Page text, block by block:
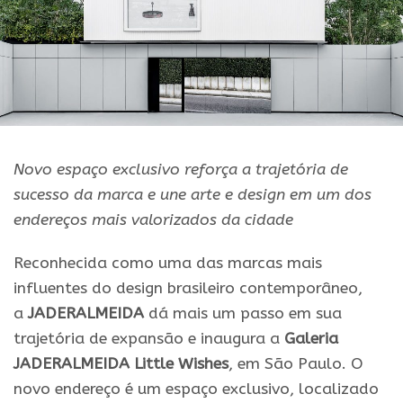
Novo espaço exclusivo reforça a trajetória de
sucesso da marca e une arte e design em um dos
endereços mais valorizados da cidade
Reconhecida como uma das marcas mais
influentes do design brasileiro contemporâneo,
aJADERALMEIDAdá mais um passo em sua
trajetória de expansão e inaugura a Galeria
JADERALMEIDA Little Wishes, em São Paulo. O
novo endereço é um espaço exclusivo, localizado